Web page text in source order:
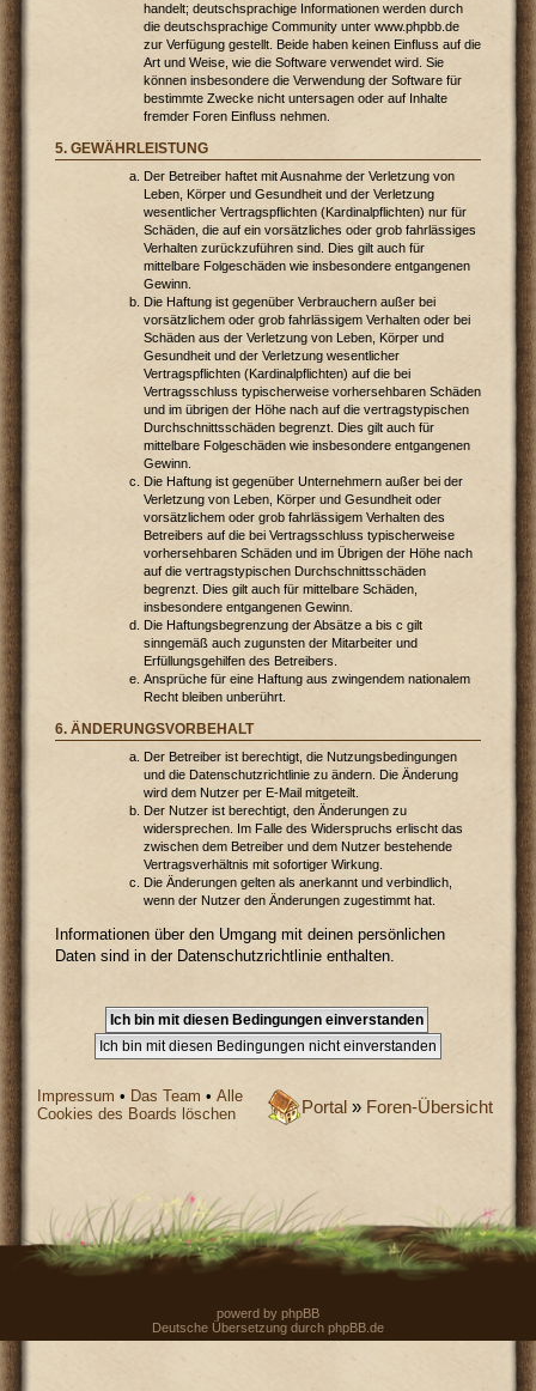
handelt; deutschsprachige Informationen werden durch
die deutschsprachige Community unter www.phpbb.de
zur Verfügung gestellt. Beide haben keinen Einfluss auf die
Art und Weise, wie die Software verwendet wird. Sie
können insbesondere die Verwendung der Software für
bestimmte Zwecke nicht untersagen oder auf Inhalte
fremder Foren Einfluss nehmen.
5. GEWÄHRLEISTUNG
Der Betreiber haftet mit Ausnahme der Verletzung von
Leben, Körper und Gesundheit und der Verletzung
wesentlicher Vertragspflichten (Kardinalpflichten) nur für
Schäden, die auf ein vorsätzliches oder grob fahrlässiges
Verhalten zurückzuführen sind. Dies gilt auch für
mittelbare Folgeschäden wie insbesondere entgangenen
Gewinn.
Die Haftung ist gegenüber Verbrauchern außer bei
vorsätzlichem oder grob fahrlässigem Verhalten oder bei
Schäden aus der Verletzung von Leben, Körper und
Gesundheit und der Verletzung wesentlicher
Vertragspflichten (Kardinalpflichten) auf die bei
Vertragsschluss typischerweise vorhersehbaren Schäden
und im übrigen der Höhe nach auf die vertragstypischen
Durchschnittsschäden begrenzt. Dies gilt auch für
mittelbare Folgeschäden wie insbesondere entgangenen
Gewinn.
Die Haftung ist gegenüber Unternehmern außer bei der
Verletzung von Leben, Körper und Gesundheit oder
vorsätzlichem oder grob fahrlässigem Verhalten des
Betreibers auf die bei Vertragsschluss typischerweise
vorhersehbaren Schäden und im Übrigen der Höhe nach
auf die vertragstypischen Durchschnittsschäden
begrenzt. Dies gilt auch für mittelbare Schäden,
insbesondere entgangenen Gewinn.
Die Haftungsbegrenzung der Absätze a bis c gilt
sinngemäß auch zugunsten der Mitarbeiter und
Erfüllungsgehilfen des Betreibers.
Ansprüche für eine Haftung aus zwingendem nationalem
Recht bleiben unberührt.
6. ÄNDERUNGSVORBEHALT
Der Betreiber ist berechtigt, die Nutzungsbedingungen
und die Datenschutzrichtlinie zu ändern. Die Änderung
wird dem Nutzer per E-Mail mitgeteilt.
Der Nutzer ist berechtigt, den Änderungen zu
widersprechen. Im Falle des Widerspruchs erlischt das
zwischen dem Betreiber und dem Nutzer bestehende
Vertragsverhältnis mit sofortiger Wirkung.
Die Änderungen gelten als anerkannt und verbindlich,
wenn der Nutzer den Änderungen zugestimmt hat.
Informationen über den Umgang mit deinen persönlichen
Daten sind in der Datenschutzrichtlinie enthalten.
Portal » Foren-Übersicht
Impressum • Das Team •Alle
Cookies des Boards löschen
powerd by phpBB
Deutsche Übersetzung durch phpBB.de